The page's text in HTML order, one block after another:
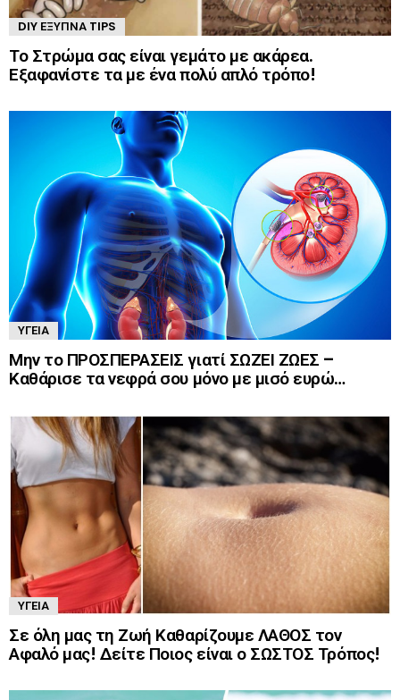
DIY ΈΞΥΠΝΑ TIPS
Το Στρώμα σας είναι γεμάτο με ακάρεα.
Εξαφανίστε τα με ένα πολύ απλό τρόπο!
ΥΓΕΊΑ
Μην το ΠΡΟΣΠΕΡΑΣΕΙΣ γιατί ΣΩΖΕΙ ΖΩΕΣ –
Καθάρισε τα νεφρά σου μόνο με μισό ευρώ…
ΥΓΕΊΑ
Σε όλη μας τη Ζωή Καθαρίζουμε ΛΑΘΟΣ τον
Αφαλό μας! Δείτε Ποιος είναι ο ΣΩΣΤΟΣ Τρόπος!